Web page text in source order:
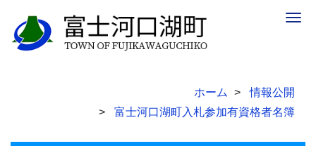
ホーム
情報公開
富士河口湖町入札参加有資格者名簿